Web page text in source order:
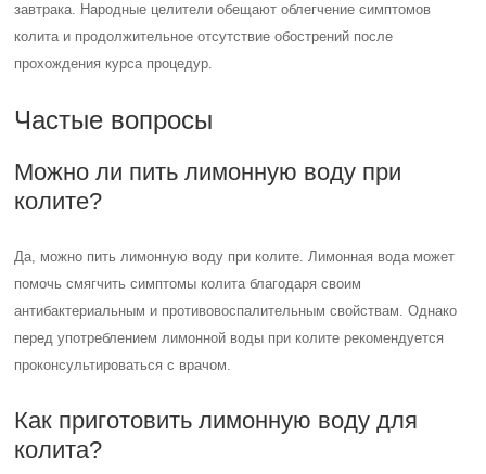
завтрака. Народные целители обещают облегчение симптомов
колита и продолжительное отсутствие обострений после
прохождения курса процедур.
Частые вопросы
Можно ли пить лимонную воду при
колите?
Да, можно пить лимонную воду при колите. Лимонная вода может
помочь смягчить симптомы колита благодаря своим
антибактериальным и противовоспалительным свойствам. Однако
перед употреблением лимонной воды при колите рекомендуется
проконсультироваться с врачом.
Как приготовить лимонную воду для
колита?